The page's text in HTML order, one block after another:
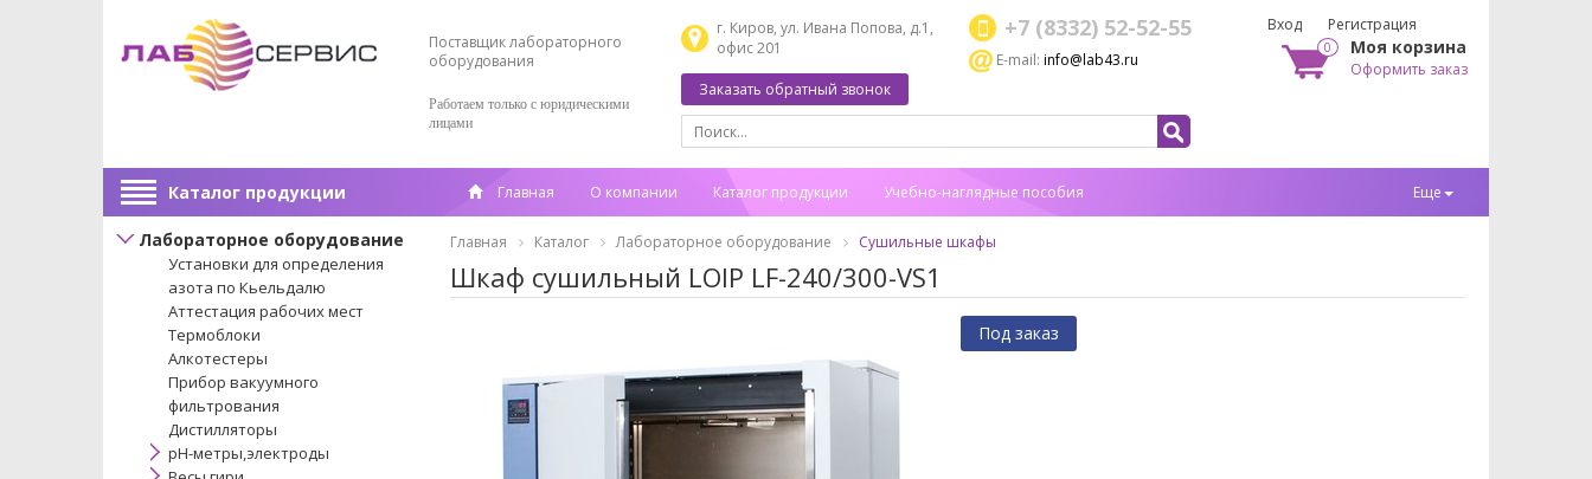
Поставщик лабораторного
оборудования
Работаем только с юридическими
лицами
г. Киров, ул. Ивана Попова, д.1,
офис 201
+7 (8332) 52-52-55
E-mail:info@lab43.ru
Заказать обратный звонок
Вход Регистрация
0 Моя корзина
Оформить заказ
Каталог продукции Главная О компании Каталог продукции Учебно-наглядные пособия Еще
Лабораторное оборудование
Установки для определения
азота по Кьельдалю
Аттестация рабочих мест
Термоблоки
Алкотестеры
Прибор вакуумного
фильтрования
Дистилляторы
pH-метры,электроды
Главная Каталог Лабораторное оборудование Сушильные шкафы
Шкаф сушильный LOIP LF-240/300-VS1
Под заказ